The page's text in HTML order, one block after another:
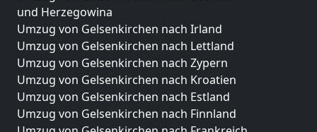
und Herzegowina
Umzug von Gelsenkirchen nach Irland
Umzug von Gelsenkirchen nach Lettland
Umzug von Gelsenkirchen nach Zypern
Umzug von Gelsenkirchen nach Kroatien
Umzug von Gelsenkirchen nach Estland
Umzug von Gelsenkirchen nach Finnland